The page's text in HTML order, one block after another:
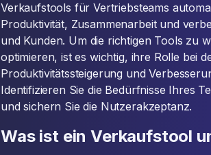
Verkaufstools für Vertriebsteams
Produktivität, Zusammenarbeit und
und Kunden. Um die richtigen Tools zu
optimieren, ist es wichtig, ihre Rolle bei
Produktivitätssteigerung und
Identifizieren Sie die Bedürfnisse Ihres
und sichern Sie die Nutzerakzeptanz.
Was ist ein Verkaufstool